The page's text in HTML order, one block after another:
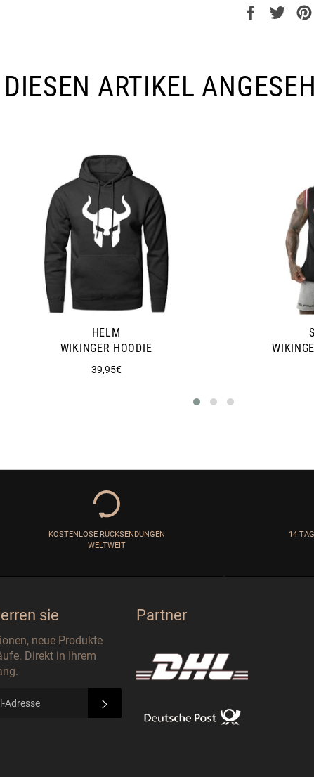
Auf
Auf
ARTIKEL
HELM
WIKINGER HOODIE
Normaler
39,95€
KOSTENLOSE RÜCKSENDUNGEN
WELTWEIT
14
sie
neue Produkte
Direkt in Ihrem
Partner